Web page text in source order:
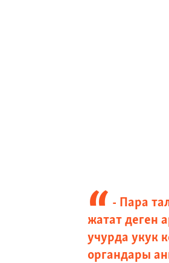
​- Пара
жатат деген
учурда укук
органдары